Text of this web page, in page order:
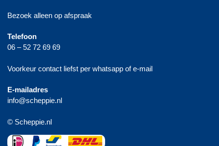
Bezoek alleen op afspraak
Telefoon
06 – 52 72 69 69
Voorkeur contact liefst per whatsapp of e-mail
E-mailadres
info@scheppie.nl
© Scheppie.nl